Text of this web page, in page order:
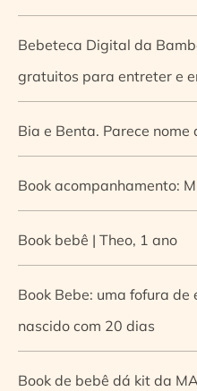
Bebeteca Digital da
gratuitos para entreter e
Bia e Benta. Parece nome
Book acompanhamento:
Book bebê | Theo, 1 ano
Book Bebe: uma fofura
nascido com 20 dias
Book de bebê dá kit da